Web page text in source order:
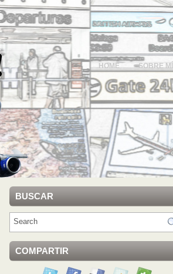
HOME SOBRE MÍ
BUSCAR
COMPARTIR